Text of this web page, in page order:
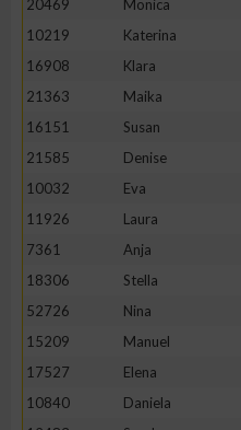
20469
Monica
10219
Katerina
16908
Klara
21363
Maika
16151
Susan
21585
Denise
10032
Eva
11926
Laura
7361
Anja
18306
Stella
52726
Nina
15209
Manuel
17527
Elena
10840
Daniela
Geräte anhand von aktiv
Nicht-IAB-Verarbeitungszwecke:
Notwendig
Performance
Funktional